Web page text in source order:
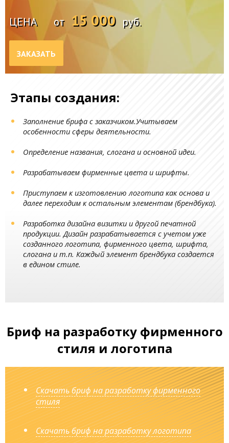
ЦЕНА от 15 000 руб.
ЗАКАЗАТЬ
Этапы создания:
Заполнение брифа с заказчиком.Учитываем
особенности сферы деятельности.
Определение названия, слогана и основной идеи.
Разрабатываем фирменные цвета и шрифты.
Приступаем к изготовлению логотипа как основа и
далее переходим к остальным элементам (брендбука).
Разработка дизайна визитки и другой печатной
продукции. Дизайн разрабатывается с учетом уже
созданного логотипа, фирменного цвета, шрифта,
слогана и т.п. Каждый элемент брендбука создается
в едином стиле.
Бриф на разработку фирменного
стиля и логотипа
Скачать бриф на разработку фирменного
стиля
Скачать бриф на разработку логотипа